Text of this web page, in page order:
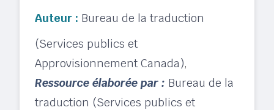
Auteur : Bureau de la traduction
(Services publics et
Approvisionnement Canada),
Ressource élaborée par : Bureau de la
traduction (Services publics et